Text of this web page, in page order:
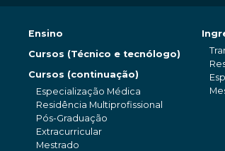
Ensino
Cursos (Técnico e tecnólogo)
Cursos (continuação)
Especialização Médica
Residência Multiprofissional
Pós-Graduação
Extracurricular
Mestrado